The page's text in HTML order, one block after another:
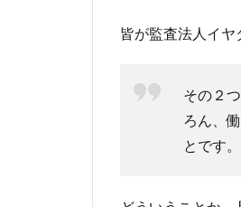
皆が監査法人イヤ
その２
ろん、
とです。